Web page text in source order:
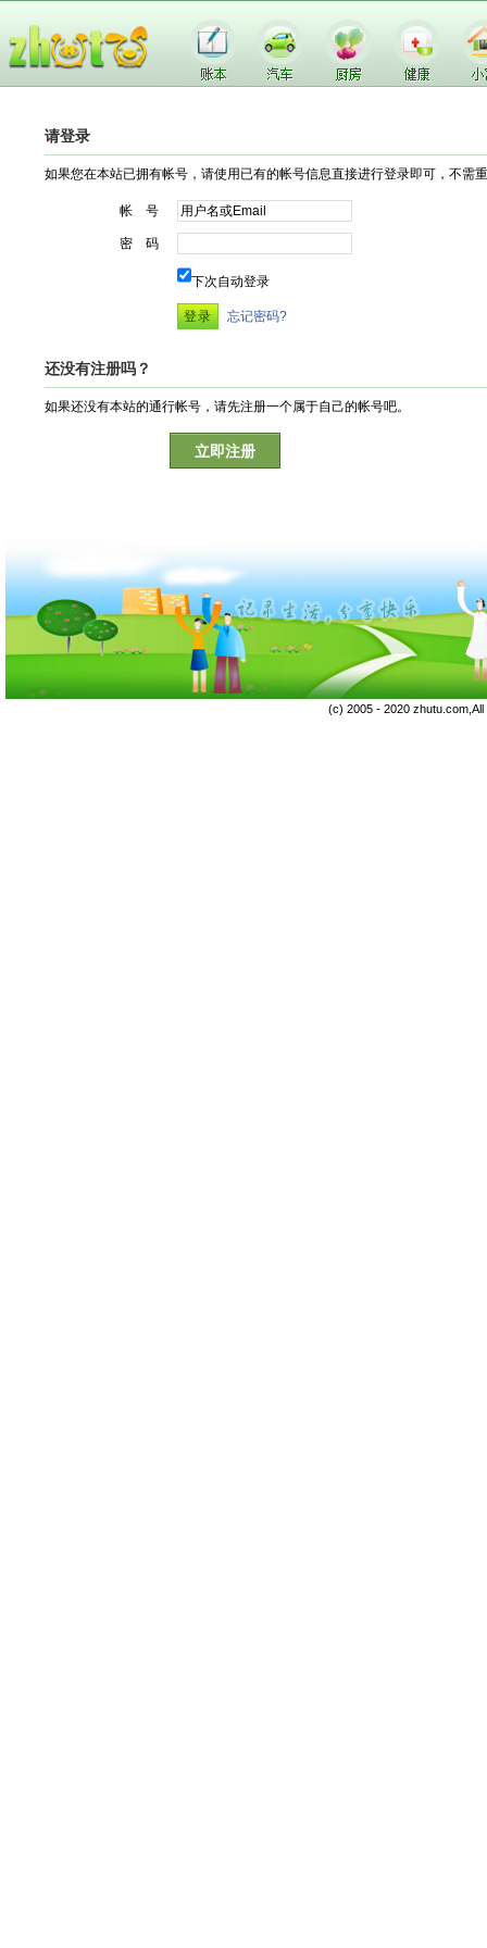
请登录
如果您在本站已拥有帐号，请使用已有的帐号信息直接进行登录即可，不需
帐 号
密 码
下次自动登录
忘记密码?
还没有注册吗？
如果还没有本站的通行帐号，请先注册一个属于自己的帐号吧。
立即注册
(c) 2005 - 2020